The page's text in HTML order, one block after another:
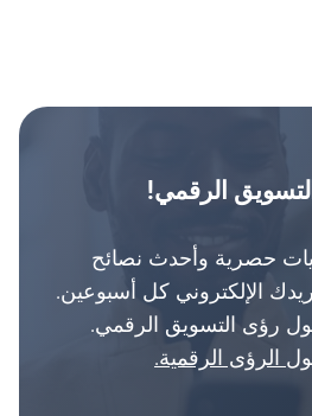
الرقمي!
حصرية وأحدث نصائح
الإلكتروني كل أسبوعين.
رؤى التسويق الرقمي.
الرؤى الرقمية.